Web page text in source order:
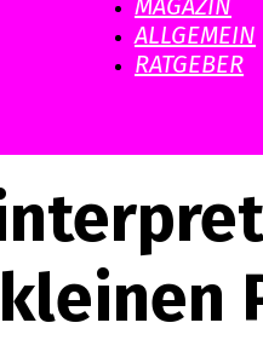
MAGAZIN
ALLGEMEIN
RATGEBER